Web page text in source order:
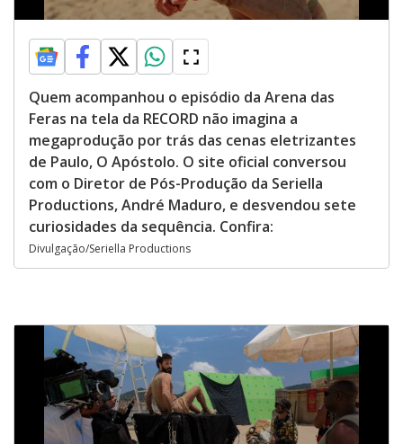
Quem acompanhou o episódio da Arena das
Feras na tela da RECORD não imagina a
megaprodução por trás das cenas eletrizantes
de Paulo, O Apóstolo. O site oficial conversou
com o Diretor de Pós-Produção da Seriella
Productions, André Maduro, e desvendou sete
curiosidades da sequência. Confira:
Divulgação/Seriella Productions